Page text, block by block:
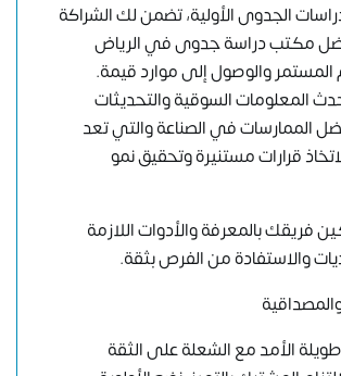
الجدوى الأولية، تضمن لك الشراكة
مكتب دراسة جدوى في الرياض
المستمر والوصول إلى موارد قيمة.
المعلومات السوقية والتحديثات
الممارسات في الصناعة والتي تعد
قرارات مستنيرة وتحقيق نمو
فريقك بالمعرفة والأدوات اللازمة
والاستفادة من الفرص بثقة.
الأمد مع الشعلة على الثقة